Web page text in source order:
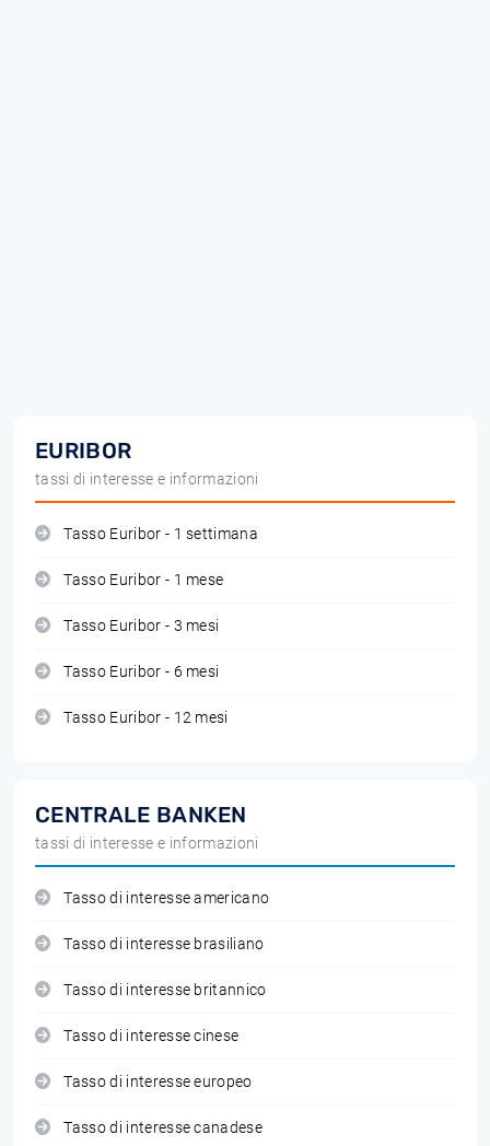
EURIBOR
tassi di interesse e informazioni
Tasso Euribor - 1 settimana
Tasso Euribor - 1 mese
Tasso Euribor - 3 mesi
Tasso Euribor - 6 mesi
Tasso Euribor - 12 mesi
CENTRALE BANKEN
tassi di interesse e informazioni
Tasso di interesse americano
Tasso di interesse brasiliano
Tasso di interesse britannico
Tasso di interesse cinese
Tasso di interesse europeo
Tasso di interesse canadese